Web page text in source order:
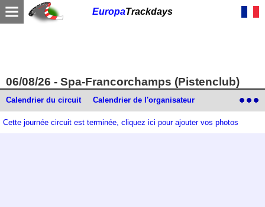
EuropaTrackdays
06/08/26 - Spa-Francorchamps (Pistenclub)
Calendrier du circuit Calendrier de l'organisateur
Cette journée circuit est terminée, cliquez ici pour ajouter vos photos